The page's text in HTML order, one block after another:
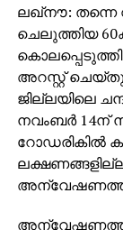
ലഖ്‌നൗ: തന്നെ
ചെലുത്തിയ
അറസ്റ്റ്
ജില്ലയിലെ
നവംബര്‍ 14ന്
റോഡരികില്‍